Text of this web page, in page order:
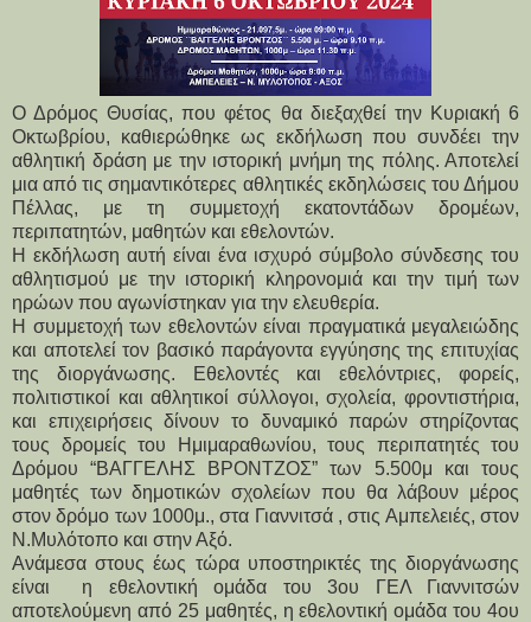
Ο Δρόμος Θυσίας, που φέτος θα διεξαχθεί την Κυριακή 6
Οκτωβρίου, καθιερώθηκε ως εκδήλωση που συνδέει την
αθλητική δράση με την ιστορική μνήμη της πόλης. Αποτελεί
μια από τις σημαντικότερες αθλητικές εκδηλώσεις του Δήμου
Πέλλας, με τη συμμετοχή εκατοντάδων δρομέων,
περιπατητών, μαθητών και εθελοντών.
Η εκδήλωση αυτή είναι ένα ισχυρό σύμβολο σύνδεσης του
αθλητισμού με την ιστορική κληρονομιά και την τιμή των
ηρώων που αγωνίστηκαν για την ελευθερία.
Η συμμετοχή των εθελοντών είναι πραγματικά μεγαλειώδης
και αποτελεί τον βασικό παράγοντα εγγύησης της επιτυχίας
της διοργάνωσης. Εθελοντές και εθελόντριες, φορείς,
πολιτιστικοί και αθλητικοί σύλλογοι, σχολεία, φροντιστήρια,
και επιχειρήσεις δίνουν το δυναμικό παρών στηρίζοντας
τους δρομείς του Ημιμαραθωνίου, τους περιπατητές του
Δρόμου “ΒΑΓΓΕΛΗΣ ΒΡΟΝΤΖΟΣ” των 5.500μ και τους
μαθητές των δημοτικών σχολείων που θα λάβουν μέρος
στον δρόμο των 1000μ., στα Γιαννιτσά , στις Αμπελειές, στον
Ν.Μυλότοπο και στην Αξό.
Ανάμεσα στους έως τώρα υποστηρικτές της διοργάνωσης
είναι  η εθελοντική ομάδα του 3ου ΓΕΛ Γιαννιτσών
αποτελούμενη από 25 μαθητές, η εθελοντική ομάδα του 4ου